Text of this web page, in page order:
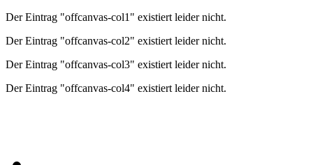
Der Eintrag "offcanvas-col1" existiert leider nicht.
Der Eintrag "offcanvas-col2" existiert leider nicht.
Der Eintrag "offcanvas-col3" existiert leider nicht.
Der Eintrag "offcanvas-col4" existiert leider nicht.